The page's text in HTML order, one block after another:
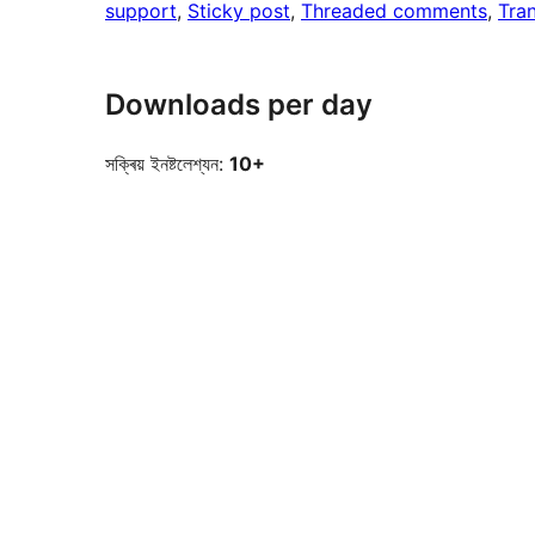
support, Sticky post, Threaded comments,
Downloads per day
সক্ৰিয় ইনষ্টলেশ্যন: 10+